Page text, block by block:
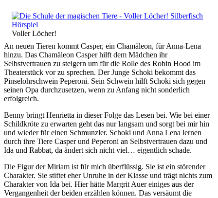
Voller Löcher!
An neuen Tieren kommt Casper, ein Chamäleon, für Anna-Lena
hinzu. Das Chamäleon Casper hilft dem Mädchen ihr
Selbstvertrauen zu steigern um für die Rolle des Robin Hood im
Theaterstück vor zu sprechen. Der Junge Schoki bekommt das
Pinselohrschwein Peperoni. Sein Schwein hilft Schoki sich gegen
seinen Opa durchzusetzen, wenn zu Anfang nicht sonderlich
erfolgreich.
Benny bringt Henrietta in dieser Folge das Lesen bei. Wie bei einer
Schildkröte zu erwarten geht das nur langsam und sorgt bei mir hin
und wieder für einen Schmunzler. Schoki und Anna Lena lernen
durch ihre Tiere Casper und Peperoni an Selbstvertrauen dazu und
Ida und Rabbat, da ändert sich nicht viel… eigentlich schade.
Die Figur der Miriam ist für mich überflüssig. Sie ist ein störender
Charakter. Sie stiftet eher Unruhe in der Klasse und trägt nichts zum
Charakter von Ida bei. Hier hätte Margrit Auer einiges aus der
Vergangenheit der beiden erzählen können. Das versäumt die